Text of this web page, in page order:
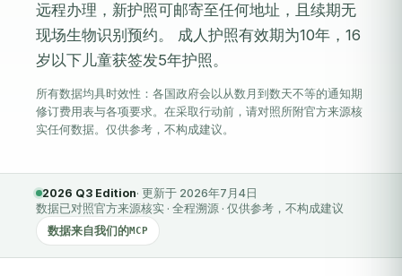
远程办理，新护照可邮寄至任何地址，且续期无
现场生物识别预约。 成人护照有效期为10年，16
岁以下儿童获签发5年护照。
所有数据均具时效性：各国政府会以从数月到数天不等的通知期
修订费用表与各项要求。在采取行动前，请对照所附官方来源核
实任何数据。仅供参考，不构成建议。
2026 Q3 Edition· 更新于 2026年7月4日
数据已对照官方来源核实 · 全程溯源 · 仅供参考，不构成建议
数据来自我们的MCP